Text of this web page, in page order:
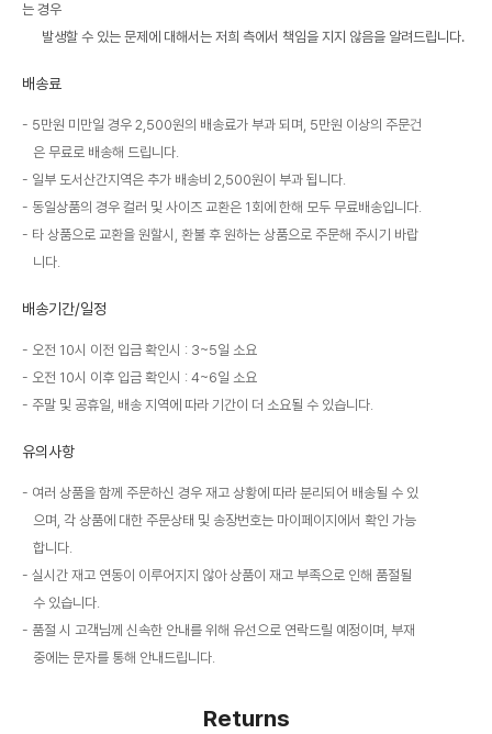
는 경우
발생할 수 있는 문제에 대해서는 저희 측에서 책임을 지지 않음을 알려드립니다.
배송료
5만원 미만일 경우 2,500원의 배송료가 부과 되며, 5만원 이상의 주문건
은 무료로 배송해 드립니다.
일부 도서산간지역은 추가 배송비 2,500원이 부과 됩니다.
동일상품의 경우 컬러 및 사이즈 교환은 1회에 한해 모두 무료배송입니다.
타 상품으로 교환을 원할시, 환불 후 원하는 상품으로 주문해 주시기 바랍
니다.
배송기간/일정
오전 10시 이전 입금 확인시 : 3~5일 소요
오전 10시 이후 입금 확인시 : 4~6일 소요
주말 및 공휴일, 배송 지역에 따라 기간이 더 소요될 수 있습니다.
유의사항
여러 상품을 함께 주문하신 경우 재고 상황에 따라 분리되어 배송될 수 있
으며, 각 상품에 대한 주문상태 및 송장번호는 마이페이지에서 확인 가능
합니다.
실시간 재고 연동이 이루어지지 않아 상품이 재고 부족으로 인해 품절될
수 있습니다.
품절 시 고객님께 신속한 안내를 위해 유선으로 연락드릴 예정이며, 부재
중에는 문자를 통해 안내드립니다.
Returns